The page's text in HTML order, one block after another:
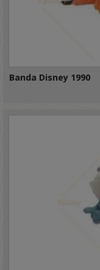
Banda Disney 1990